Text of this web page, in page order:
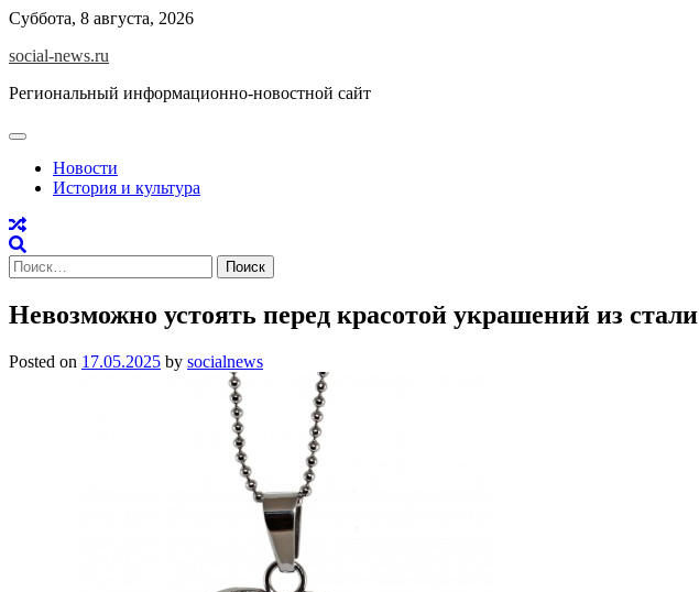
Skip
content
Суббота, 8 августа, 2026
social-news.ru
Региональный информационно-новостной сайт
Новости
История и культура
Найти:
Невозможно устоять перед красотой украшений из стали
Posted on 17.05.2025 by socialnews